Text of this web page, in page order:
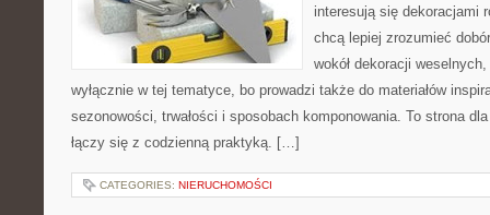
interesują się dekoracjami
chcą lepiej zrozumieć
wokół dekoracji
wyłącznie w tej tematyce, bo prowadzi także do materiałów
sezonowości, trwałości i sposobach komponowania. To strona
łączy się z codzienną praktyką. […]
CATEGORIES: NIERUCHOMOŚCI